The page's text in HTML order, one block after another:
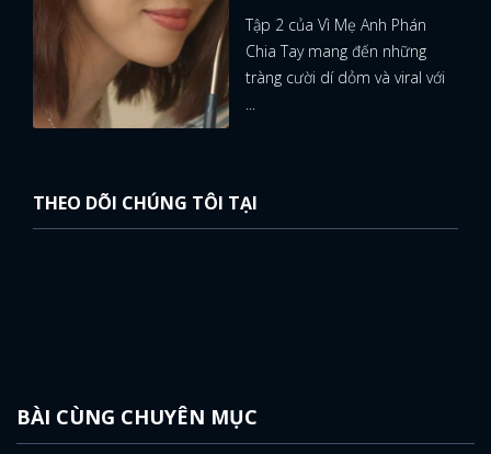
Tập 2 của Vì Mẹ Anh Phán
Chia Tay mang đến những
tràng cười dí dỏm và viral với
...
THEO DÕI CHÚNG TÔI TẠI
BÀI CÙNG CHUYÊN MỤC